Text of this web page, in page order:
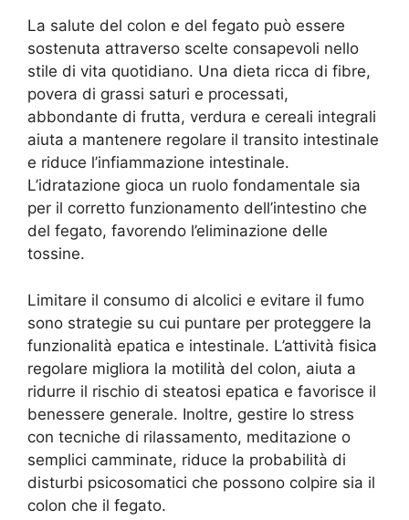
La salute del colon e del fegato può essere
sostenuta attraverso scelte consapevoli nello
stile di vita quotidiano. Una dieta ricca di fibre,
povera di grassi saturi e processati,
abbondante di frutta, verdura e cereali integrali
aiuta a mantenere regolare il transito intestinale
e riduce l’infiammazione intestinale.
L’idratazione gioca un ruolo fondamentale sia
per il corretto funzionamento dell’intestino che
del fegato, favorendo l’eliminazione delle
tossine.
Limitare il consumo di alcolici e evitare il fumo
sono strategie su cui puntare per proteggere la
funzionalità epatica e intestinale. L’attività fisica
regolare migliora la motilità del colon, aiuta a
ridurre il rischio di steatosi epatica e favorisce il
benessere generale. Inoltre, gestire lo stress
con tecniche di rilassamento, meditazione o
semplici camminate, riduce la probabilità di
disturbi psicosomatici che possono colpire sia il
colon che il fegato.